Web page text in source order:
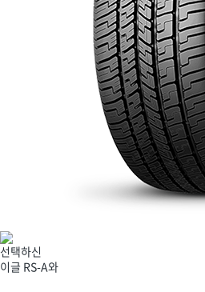
선택하신
이글 RS-A와